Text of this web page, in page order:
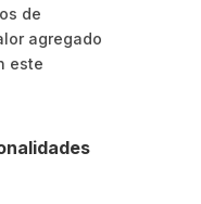
de
agregado
este